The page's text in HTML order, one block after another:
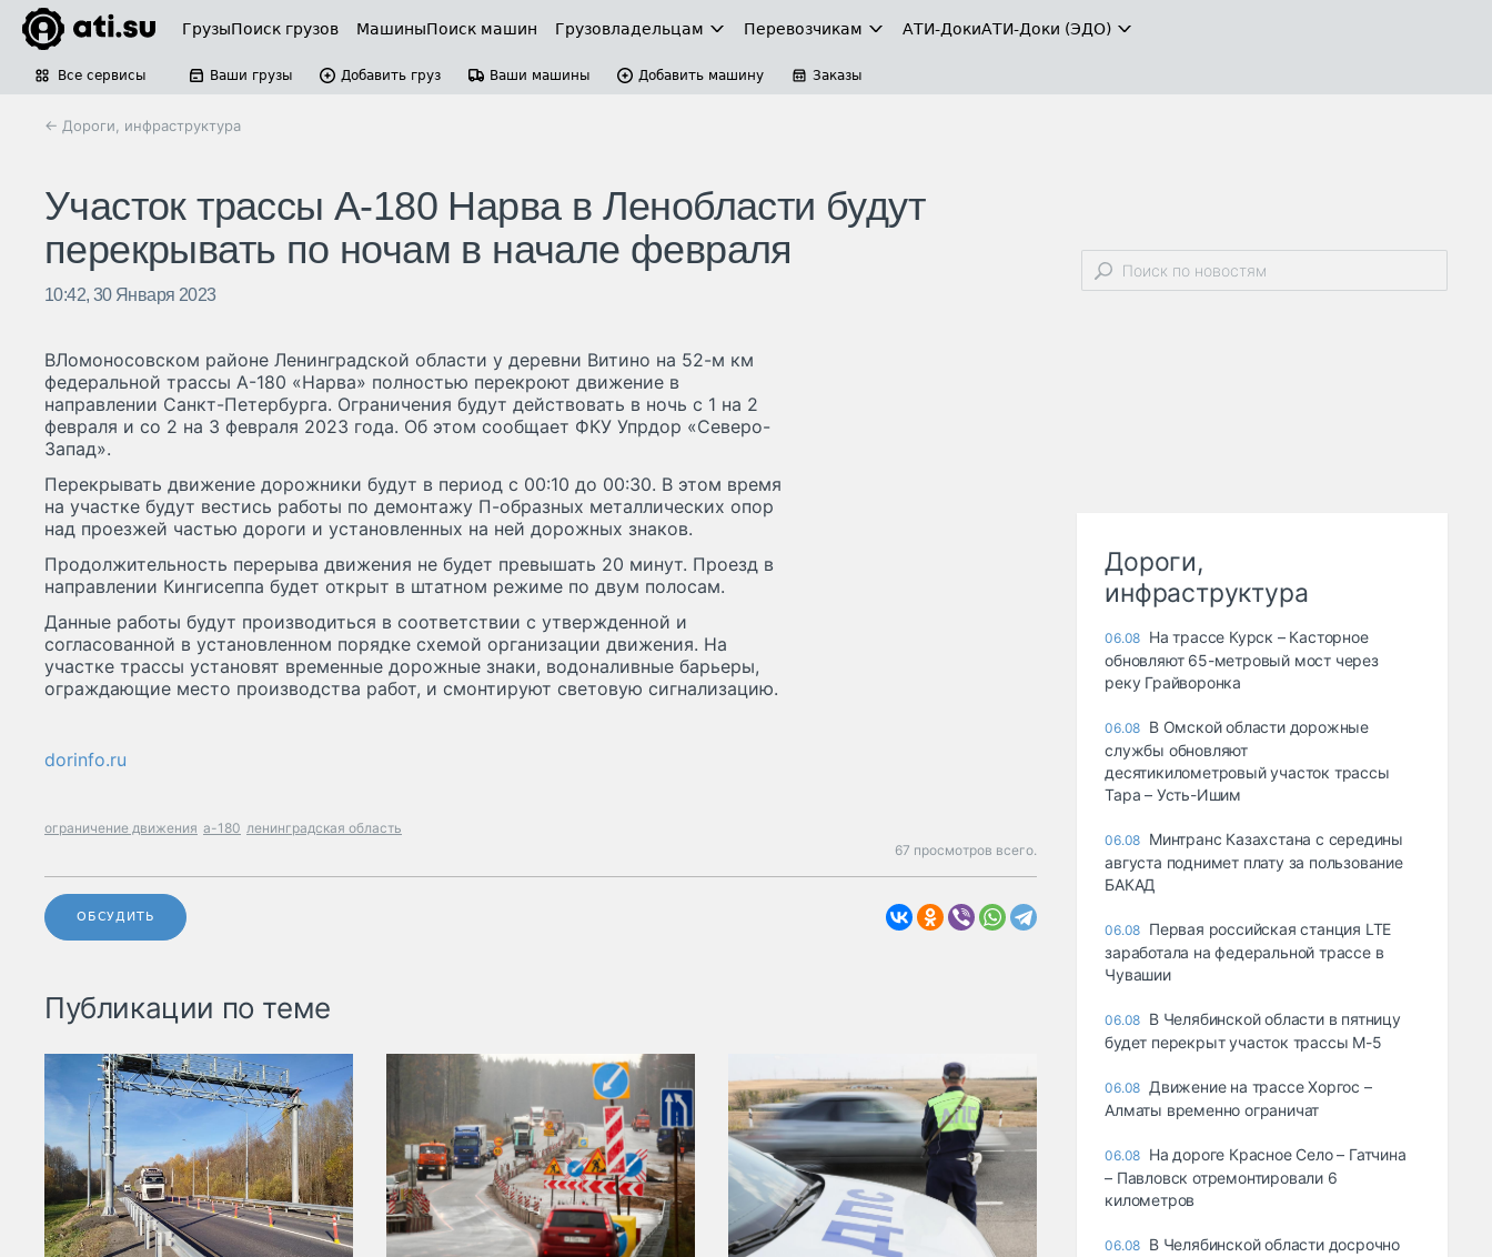
ГрузыПоиск грузов МашиныПоиск машин Грузовладельцам Перевозчикам АТИ-ДокиАТИ-Доки (ЭДО)
Все сервисы Ваши грузы Добавить груз Ваши машины Добавить машину Заказы
← Дороги, инфраструктура
Участок трассы А-180 Нарва в Ленобласти будут
перекрывать по ночам в начале февраля
10:42, 30 Января 2023
ВЛомоносовском районе Ленинградской области у деревни Витино на 52-м км
федеральной трассы А-180 «Нарва» полностью перекроют движение в
направлении Санкт-Петербурга. Ограничения будут действовать в ночь с 1 на 2
февраля и со 2 на 3 февраля 2023 года. Об этом сообщает ФКУ Упрдор «Северо-
Запад».
Перекрывать движение дорожники будут в период с 00:10 до 00:30. В этом время
на участке будут вестись работы по демонтажу П-образных металлических опор
над проезжей частью дороги и установленных на ней дорожных знаков.
Продолжительность перерыва движения не будет превышать 20 минут. Проезд в
направлении Кингисеппа будет открыт в штатном режиме по двум полосам.
Данные работы будут производиться в соответствии с утвержденной и
согласованной в установленном порядке схемой организации движения. На
участке трассы установят временные дорожные знаки, водоналивные барьеры,
ограждающие место производства работ, и смонтируют световую сигнализацию.
dorinfo.ru
ограничение движения а-180 ленинградская область
67 просмотров всего.
ОБСУДИТЬ
Публикации по теме
Дороги,
инфраструктура
06.08 На трассе Курск – Касторное
обновляют 65-метровый мост через
реку Грайворонка
06.08 В Омской области дорожные
службы обновляют
десятикилометровый участок трассы
Тара – Усть-Ишим
06.08 Минтранс Казахстана с середины
августа поднимет плату за пользование
БАКАД
06.08 Первая российская станция LTE
заработала на федеральной трассе в
Чувашии
06.08 В Челябинской области в пятницу
будет перекрыт участок трассы М-5
06.08 Движение на трассе Хоргос –
Алматы временно ограничат
06.08 На дороге Красное Село – Гатчина
– Павловск отремонтировали 6
километров
06.08 В Челябинской области досрочно